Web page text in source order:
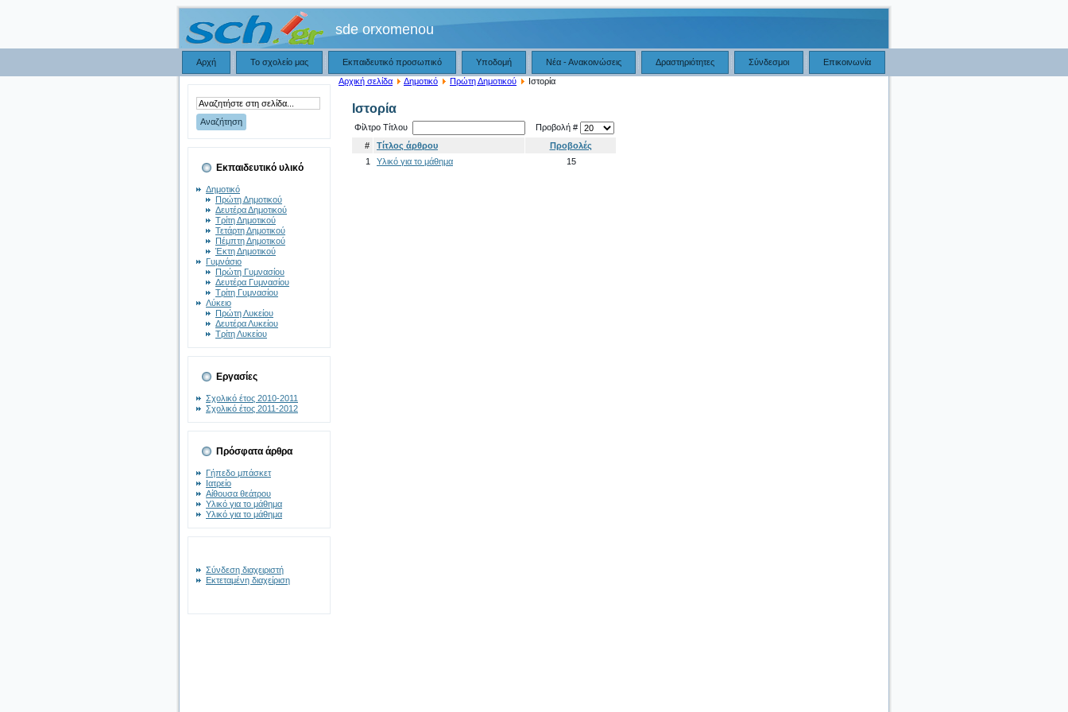
sde orxomenou
Αρχή Το σχολείο μας Εκπαιδευτικό προσωπικό Υποδομή Νέα - Ανακοινώσεις Δραστηριότητες Σύνδεσμοι Επικοινωνία
Εκπαιδευτικό υλικό
Δημοτικό
Πρώτη Δημοτικού
Δευτέρα Δημοτικού
Τρίτη Δημοτικού
Τετάρτη Δημοτικού
Πέμπτη Δημοτικού
Έκτη Δημοτικού
Γυμνάσιο
Πρώτη Γυμνασίου
Δευτέρα Γυμνασίου
Τρίτη Γυμνασίου
Λύκειο
Πρώτη Λυκείου
Δευτέρα Λυκείου
Τρίτη Λυκείου
Εργασίες
Σχολικό έτος 2010-2011
Σχολικό έτος 2011-2012
Πρόσφατα άρθρα
Γήπεδο μπάσκετ
Ιατρείο
Αίθουσα θεάτρου
Υλικό για το μάθημα
Υλικό για το μάθημα
Σύνδεση διαχειριστή
Εκτεταμένη διαχείριση
Αρχική σελίδα Δημοτικό Πρώτη Δημοτικού Ιστορία
Ιστορία
Φίλτρο Τίτλου
Προβολή #
#
Τίτλος άρθρου
Προβολές
1
Υλικό για το μάθημα 15